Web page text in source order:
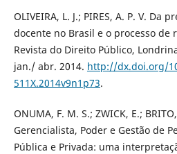
OLIVEIRA, L. J.; PIRES, A. P. V. Da
docente no Brasil e o processo
Revista do Direito Público,
jan./ abr. 2014. http://dx.doi.org/
511X.2014v9n1p73.
ONUMA, F. M. S.; ZWICK, E.;
Gerencialista, Poder e Gestão de
Pública e Privada: uma